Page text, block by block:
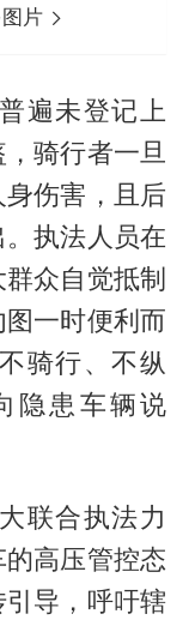
片
遍未登记上
骑行者一旦
伤害，且后
执法人员在
众自觉抵制
一时便利而
骑行、不纵
隐患车辆说
联合执法力
高压管控态
导，呼吁辖